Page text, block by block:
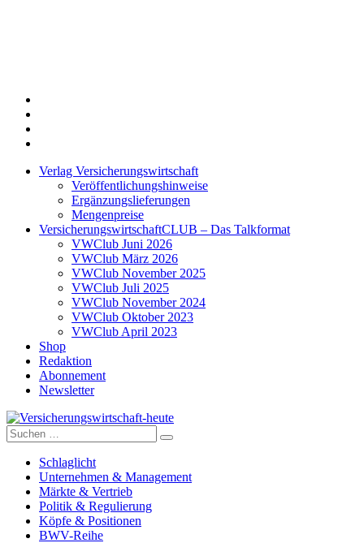
Verlag Versicherungswirtschaft
Veröffentlichungshinweise
Ergänzungslieferungen
Mengenpreise
VersicherungswirtschaftCLUB – Das Talkformat
VWClub Juni 2026
VWClub März 2026
VWClub November 2025
VWClub Juli 2025
VWClub November 2024
VWClub Oktober 2023
VWClub April 2023
Shop
Redaktion
Abonnement
Newsletter
Versicherungswirtschaft-heute
Suche
nach:
Schlaglicht
Unternehmen & Management
Märkte & Vertrieb
Politik & Regulierung
Köpfe & Positionen
BWV-Reihe